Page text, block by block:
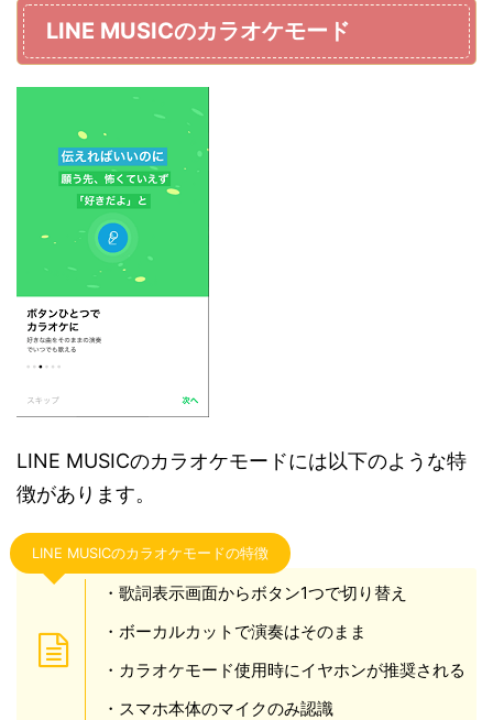
LINE MUSICのカラオケモード
LINE MUSICのカラオケモードには以下のような特
徴があります。
LINE MUSICのカラオケモードの特徴
・歌詞表示画面からボタン1つで切り替え
・ボーカルカットで演奏はそのまま
・カラオケモード使用時にイヤホンが推奨される
・スマホ本体のマイクのみ認識